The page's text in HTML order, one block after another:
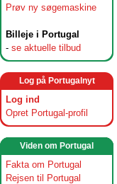
Prøv ny søgemaskine
Billeje i Portugal
- se aktuelle tilbud
Log på Portugalnyt
Log ind
Opret Portugal-profil
Viden om Portugal
Fakta om Portugal
Rejsen til Portugal